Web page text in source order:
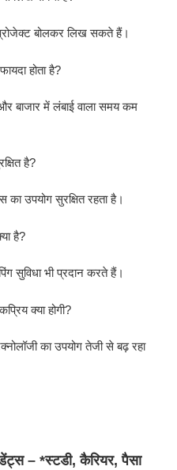
बोलकर लिख सकते हैं।
होता है?
बाजार में लंबाई वाला समय कम
है?
का उपयोग सुरक्षित रहता है।
है?
सुविधा भी प्रदान करते हैं।
क्या होगी?
का उपयोग तेजी से बढ़ रहा
– *स्टडी, कैरियर, पैसा